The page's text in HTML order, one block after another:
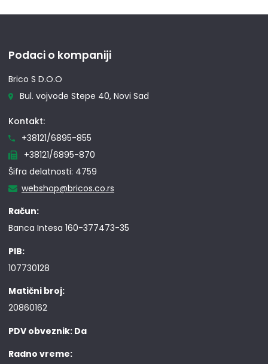
Podaci o kompaniji
Brico S D.O.O
Bul. vojvode Stepe 40, Novi Sad
Kontakt:
+38121/6895-855
+38121/6895-870
Šifra delatnosti: 4759
webshop@bricos.co.rs
Račun:
Banca Intesa 160-377473-35
PIB:
107730128
Matični broj:
20860162
PDV obveznik: Da
Radno vreme: